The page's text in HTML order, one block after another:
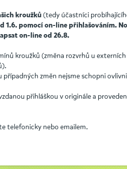
kroužků (tedy účastníci
1.6. pomocí on-line přihlašováním.
on-line od 26.8.
kroužků (změna rozvrhů u
změn nejsme schopni
přihláškou v originále a
telefonicky nebo emailem.